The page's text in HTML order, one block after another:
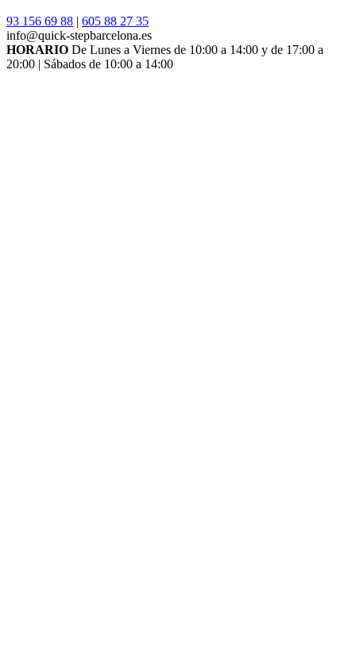
93 156 69 88 | 605 88 27 35
info@quick-stepbarcelona.es
HORARIO De Lunes a Viernes de 10:00 a 14:00 y de 17:00 a
20:00 | Sábados de 10:00 a 14:00